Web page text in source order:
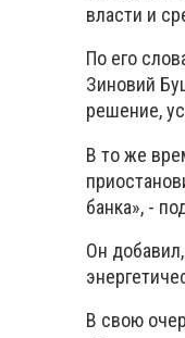
власти и
По его
Зиновий
решение,
В то же
банка», -
Он
В свою